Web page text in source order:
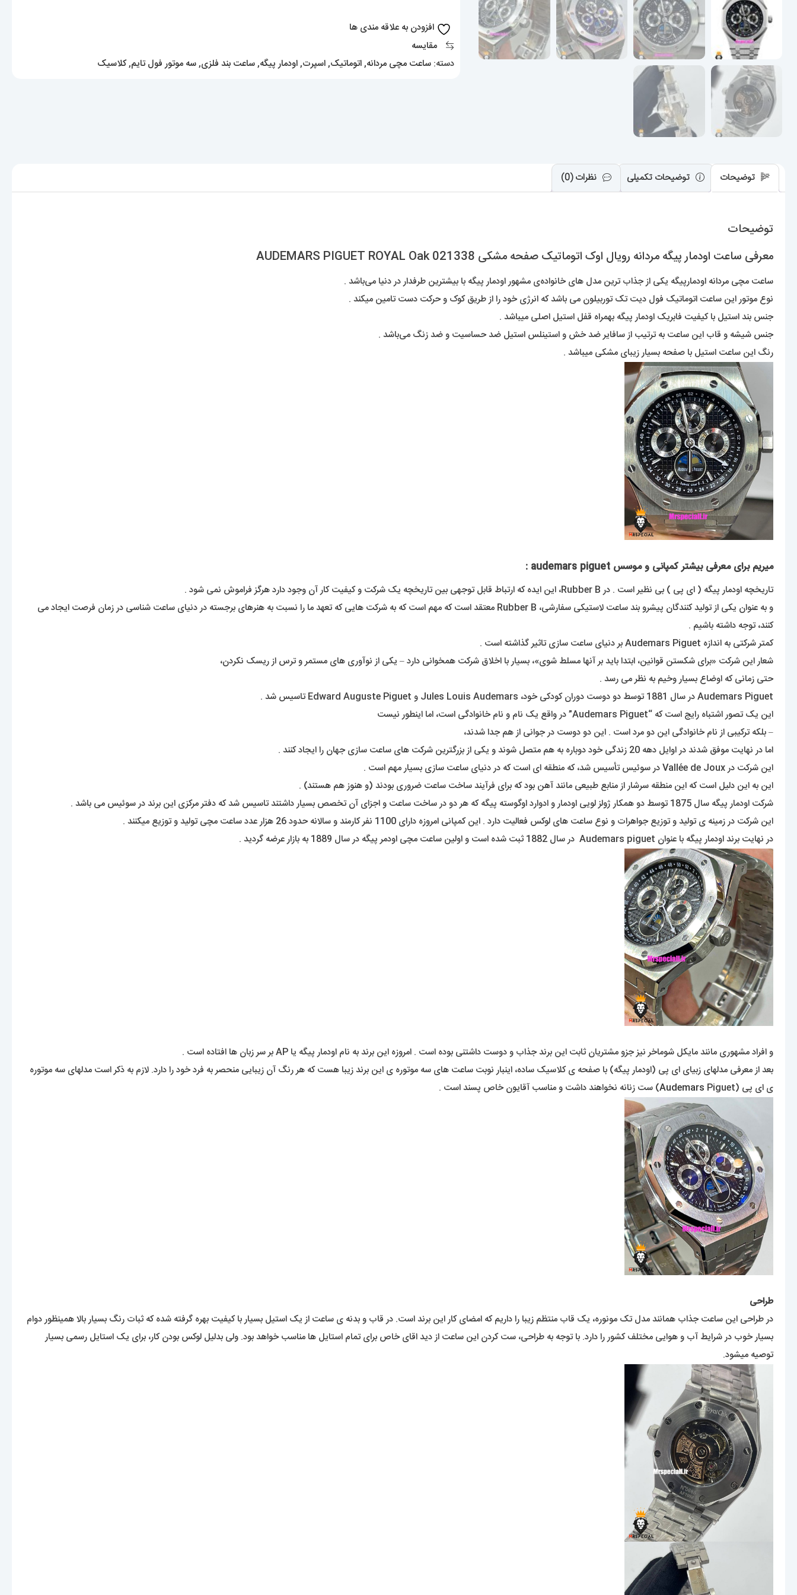
اتوماتیک
صفحه
افزودن به علاقه مندی ها
مقایسه
دسته: ساعت مچی مردانه,اتوماتیک,اسپرت,اودمار پیگه,ساعت بند فلزی,سه موتور فول تایم,کلاسیک
توضیحات توضیحات تکمیلی نظرات (0)
توضیحات
معرفی ساعت اودمار پیگه مردانه رویال اوک اتوماتیک صفحه مشکی AUDEMARS PIGUET ROYAL Oak 021338
ساعت مچی مردانه اودمارپیگه یکی از جذاب ترین مدل های خانواده‌ی مشهور اودمار پیگه با بیشترین طرفدار در دنیا می‌باشد .
نوع موتور این ساعت اتوماتیک فول دیت تک توربیلون می باشد که انرژی خود را از طریق کوک و حرکت دست تامین میکند .
جنس بند استیل با کیفیت فابریک اودمار پیگه بهمراه قفل استیل اصلی میباشد .
جنس شیشه و قاب این ساعت به ترتیب از سافایر ضد خش و استینلس استیل ضد حساسیت و ضد زنگ می‌باشد .
رنگ این ساعت استیل با صفحه بسیار زیبای مشکی میباشد .
میریم برای معرفی بیشتر کمپانی و موسس audemars piguet :
تاریخچه اودمار پیگه ( ای پی ) بی نظیر است . در Rubber B، این ایده که ارتباط قابل توجهی بین تاریخچه یک شرکت و کیفیت کار آن وجود دارد هرگز فراموش نمی شود .
و به عنوان یکی از تولید کنندگان پیشرو بند ساعت لاستیکی سفارشی، Rubber B معتقد است که مهم است که به شرکت هایی که تعهد ما را نسبت به هنرهای برجسته در دنیای ساعت شناسی در زمان فرصت ایجاد می
کنند، توجه داشته باشیم .
کمتر شرکتی به اندازه Audemars Piguet بر دنیای ساعت سازی تاثیر گذاشته است .
شعار این شرکت «برای شکستن قوانین، ابتدا باید بر آنها مسلط شوی»، بسیار با اخلاق شرکت همخوانی دارد – یکی از نوآوری های مستمر و ترس از ریسک نکردن،
حتی زمانی که اوضاع بسیار وخیم به نظر می رسد .
Audemars Piguet در سال 1881 توسط دو دوست دوران کودکی خود، Jules Louis Audemars و Edward Auguste Piguet تاسیس شد .
این یک تصور اشتباه رایج است که “Audemars Piguet” در واقع یک نام و نام خانوادگی است، اما اینطور نیست
– بلکه ترکیبی از نام خانوادگی این دو مرد است . این دو دوست در جوانی از هم جدا شدند،
اما در نهایت موفق شدند در اوایل دهه 20 زندگی خود دوباره به هم متصل شوند و یکی از بزرگترین شرکت های ساعت سازی جهان را ایجاد کنند .
این شرکت در Vallée de Joux در سوئیس تأسیس شد، که منطقه ای است که در دنیای ساعت سازی بسیار مهم است .
این به این دلیل است که این منطقه سرشار از منابع طبیعی مانند آهن بود که برای فرآیند ساخت ساعت ضروری بودند (و هنوز هم هستند) .
شرکت اودمار پیگه سال 1875 توسط دو همکار ژولز لویی اودمار و ادوارد اوگوسته پیگه که هر دو در ساخت ساعت و اجزای آن تخصص بسیار داشتند تاسیس شد که دفتر مرکزی این برند در سوئیس می باشد .
این شرکت در زمینه ی تولید و توزیع جواهرات و نوع ساعت های لوکس فعالیت دارد . این کمپانی امروزه دارای 1100 نفر کارمند و سالانه حدود 26 هزار عدد ساعت مچی تولید و توزیع میکنند .
در نهایت برند اودمار پیگه با عنوان Audemars piguet در سال 1882 ثبت شده است و اولین ساعت مچی اودمر پیگه در سال 1889 به بازار عرضه گردید .
و افراد مشهوری مانند مایکل شوماخر نیز جزو مشتریان ثابت این برند جذاب و دوست داشتنی بوده است . امروزه این برند به نام اودمار پیگه یا AP بر سر زبان ها افتاده است .
بعد از معرفی مدلهای زبیای ای پی (اودمار پیگه) با صفحه ی کلاسیک ساده، اینبار نوبت ساعت های سه موتوره ی این برند زیبا هست که هر رنگ آن زیبایی منحصر به فرد خود را دارد. لازم به ذکر است مدلهای سه موتوره
ی ای پی (
Audemars Piguet) ست زنانه نخواهند داشت و مناسب آقایون خاص پسند است .
طراحی
در طراحی این ساعت جذاب همانند مدل تک مونوره، یک قاب منتظم زیبا را داریم که امضای کار این برند است. در قاب و بدنه ی ساعت از یک استیل بسیار با کیفیت بهره گرفته شده که ثبات رنگ بسیار بالا همینظور دوام
بسیار خوب در شرایط آب و هوایی مختلف کشور را دارد. با توجه به طراحی، ست کردن این ساعت از دید اقای خاص برای تمام استایل ها مناسب خواهد بود. ولی بدلیل لوکس بودن کار، برای یک استایل رسمی بسیار
توصیه میشود.